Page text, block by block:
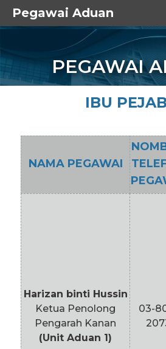
TAJUK
PEGAWAI
IBU
NAMA PEGAWAI
Harizan binti Hussin
Ketua Penolong
Pengarah Kanan
(Unit Aduan 1)
03-
Pegawai Aduan